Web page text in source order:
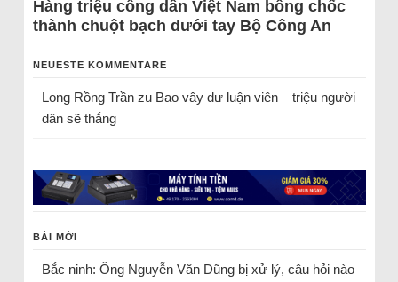
Hàng triệu công dân Việt Nam bỗng chốc
thành chuột bạch dưới tay Bộ Công An
NEUESTE KOMMENTARE
Long Rồng Trầnzu Bao vây dư luận viên – triệu người
dân sẽ thắng
BÀI MỚI
Bắc ninh: Ông Nguyễn Văn Dũng bị xử lý, câu hỏi nào